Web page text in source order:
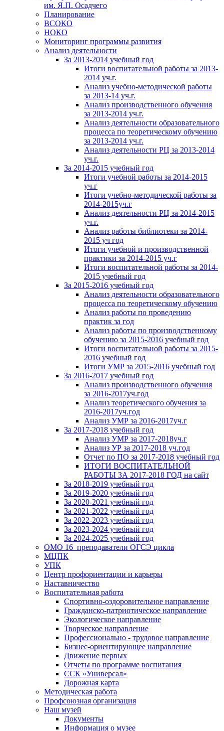
им. Я.П. Осадчего
Планирование
ВСОКО
НОКО
Мониторинг программы развития
Анализ деятельности
За 2013-2014 учебный год
Итоги воспитательной работы за 2013-
2014 уч.г.
Анализ учебно-методической работы
за 2013-14 уч.г.
Анализ производственного обучения
за 2013-2014 уч.г.
Анализ деятельности образовательного
процесса по теоретическому обучению
за 2013-2014 уч.г.
Анализ деятельности РЦ за 2013-2014
уч.г.
За 2014-2015 учебный год
Итоги учебной работы за 2014-2015
уч.г
Итоги учебно-методической работы за
2014-2015уч.г
Анализ деятельности РЦ за 2014-2015
уч.г.
Анализ работы библиотеки за 2014-
2015 уч год
Итоги учебной и производственной
практики за 2014-2015 уч.г
Итоги воспитательной работы за 2014-
2015 учебный год
За 2015-2016 учебный год
Анализ деятельности образовательного
процесса по теоретическому обучению
Анализ работы по проведению
практик за год
Анализ работы по производственному
обучению за 2015-2016 учебный год
Итоги воспитательной работы за 2015-
2016 учебный год
Итоги УМР за 2015-2016 учебный год
За 2016-2017 учебный год
Анализ производственного обучения
за 2016-2017уч.год
Анализ теоретического обучения за
2016-2017уч.год
Анализ УМР за 2016-2017уч.г
За 2017-2018 учебный год
Анализ УМР за 2017-2018уч.г
Анализ УР за 2017-2018 уч.год
Отчет по ПО за 2017-2018 учебный год
ИТОГИ ВОСПИТАТЕЛЬНОЙ
РАБОТЫ ЗА 2017-2018 ГОД на сайт
За 2018-2019 учебный год
За 2019-2020 учебный год
За 2020-2021 учебный год
За 2021-2022 учебный год
За 2022-2023 учебный год
За 2023-2024 учебный год
За 2024-2025 учебный год
ОМО 16_преподаватели ОГСЭ цикла
МЦПК
УПК
Центр профориентации и карьеры
Наставничество
Воспитательная работа
Спортивно-оздоровительное направление
Гражданско-патриотическое направление
Экологическое направление
Творческое направление
Профессионально - трудовое направление
Бизнес-ориентирующее направление
Движение первых
Отчеты по программе воспитания
ССК «Универсал»
Дорожная карта
Методическая работа
Профсоюзная организация
Наш музей
Документы
Информация о музее